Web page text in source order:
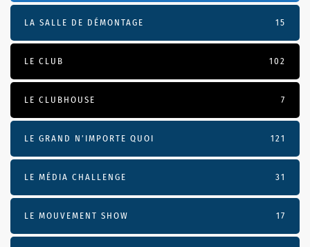
LA SALLE DE DÉMONTAGE 15
LE CLUB 102
LE CLUBHOUSE 7
LE GRAND N’IMPORTE QUOI 121
LE MÉDIA CHALLENGE 31
LE MOUVEMENT SHOW 17